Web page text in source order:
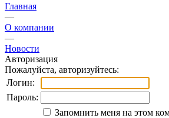
Главная
—
О компании
—
Новости
Авторизация
Пожалуйста, авторизуйтесь:
Логин:
Пароль:
Запомнить меня на этом